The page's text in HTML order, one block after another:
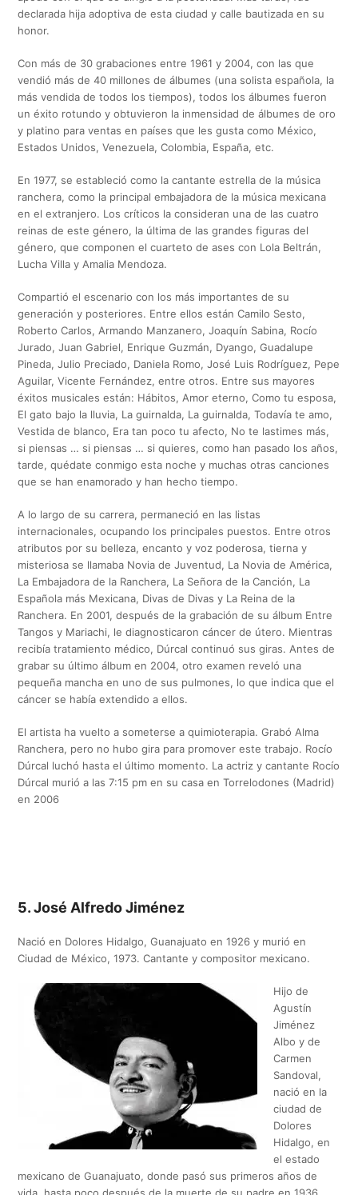
declarada hija adoptiva de esta ciudad y calle bautizada en su
honor.
Con más de 30 grabaciones entre 1961 y 2004, con las que
vendió más de 40 millones de álbumes (una solista española, la
más vendida de todos los tiempos), todos los álbumes fueron
un éxito rotundo y obtuvieron la inmensidad de álbumes de oro
y platino para ventas en países que les gusta como México,
Estados Unidos, Venezuela, Colombia, España, etc.
En 1977, se estableció como la cantante estrella de la música
ranchera, como la principal embajadora de la música mexicana
en el extranjero. Los críticos la consideran una de las cuatro
reinas de este género, la última de las grandes figuras del
género, que componen el cuarteto de ases con Lola Beltrán,
Lucha Villa y Amalia Mendoza.
Compartió el escenario con los más importantes de su
generación y posteriores. Entre ellos están Camilo Sesto,
Roberto Carlos, Armando Manzanero, Joaquín Sabina, Rocío
Jurado, Juan Gabriel, Enrique Guzmán, Dyango, Guadalupe
Pineda, Julio Preciado, Daniela Romo, José Luis Rodríguez, Pepe
Aguilar, Vicente Fernández, entre otros. Entre sus mayores
éxitos musicales están: Hábitos, Amor eterno, Como tu esposa,
El gato bajo la lluvia, La guirnalda, La guirnalda, Todavía te amo,
Vestida de blanco, Era tan poco tu afecto, No te lastimes más,
si piensas … si piensas … si quieres, como han pasado los años,
tarde, quédate conmigo esta noche y muchas otras canciones
que se han enamorado y han hecho tiempo.
A lo largo de su carrera, permaneció en las listas
internacionales, ocupando los principales puestos. Entre otros
atributos por su belleza, encanto y voz poderosa, tierna y
misteriosa se llamaba Novia de Juventud, La Novia de América,
La Embajadora de la Ranchera, La Señora de la Canción, La
Española más Mexicana, Divas de Divas y La Reina de la
Ranchera. En 2001, después de la grabación de su álbum Entre
Tangos y Mariachi, le diagnosticaron cáncer de útero. Mientras
recibía tratamiento médico, Dúrcal continuó sus giras. Antes de
grabar su último álbum en 2004, otro examen reveló una
pequeña mancha en uno de sus pulmones, lo que indica que el
cáncer se había extendido a ellos.
El artista ha vuelto a someterse a quimioterapia. Grabó Alma
Ranchera, pero no hubo gira para promover este trabajo. Rocío
Dúrcal luchó hasta el último momento. La actriz y cantante Rocío
Dúrcal murió a las 7:15 pm en su casa en Torrelodones (Madrid)
en 2006
5. José Alfredo Jiménez
Nació en Dolores Hidalgo, Guanajuato en 1926 y murió en
Ciudad de México, 1973. Cantante y compositor mexicano.
Hijo de
Agustín
Jiménez
Albo y de
Carmen
Sandoval,
nació en la
ciudad de
Dolores
Hidalgo, en
el estado
mexicano de Guanajuato, donde pasó sus primeros años de